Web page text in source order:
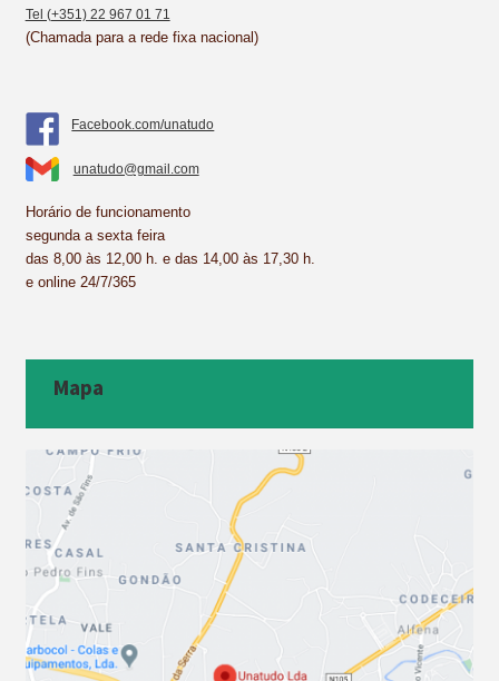
Tel (+351) 22 967 01 71
(Chamada para a rede fixa nacional)
Facebook.com/unatudo
unatudo@gmail.com
Horário de funcionamento
segunda a sexta feira
das 8,00 às 12,00 h. e das 14,00 às 17,30 h.
e online 24/7/365
Mapa